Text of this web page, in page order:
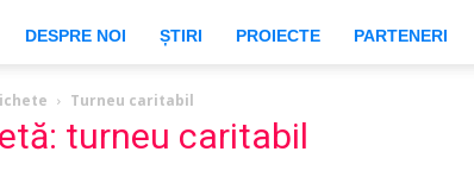
DESPRE NOI ȘTIRI PROIECTE PARTENERI
Turneu caritabil
turneu caritabil